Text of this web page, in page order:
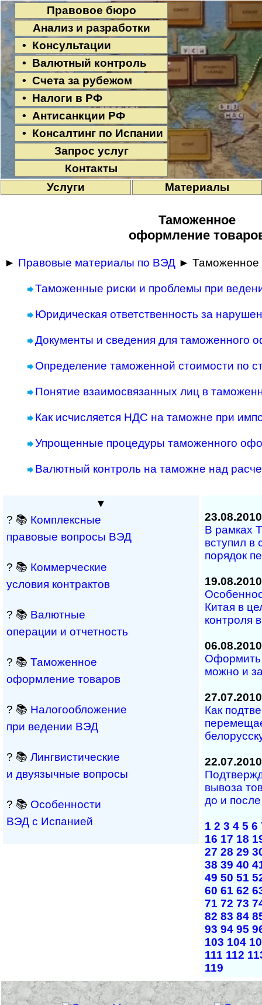
Правовое бюро
Анализ и разработки
• Консультации
• Валютный контроль
• Счета за рубежом
• Налоги в РФ
• Антисанкции РФ
• Консалтинг по Испании
Запрос услуг
Контакты
Услуги
Материалы
Таможенное
оформление
► Правовые материалы по ВЭД ► Таможенное
Таможенные риски и проблемы при
Юридическая ответственность за
Документы и сведения для таможенного
Определение таможенной стоимости по
Понятие взаимосвязанных лиц в
Как исчисляется НДС на таможне при
Упрощенные процедуры таможенного
Валютный контроль на таможне над
▼
? 📚 Комплексные
правовые вопросы ВЭД
? 📚 Коммерческие
условия контрактов
? 📚 Валютные
операции и отчетность
? 📚 Таможенное
оформление товаров
? 📚 Налогообложение
при ведении ВЭД
? 📚 Лингвистические
и двуязычные вопросы
? 📚 Особенности
ВЭД с Испанией
23.08.2010
В рамках
вступил в
порядок
19.08.2010
Китая в
контроля
06.08.2010
Оформить
можно и
27.07.2010
Как
22.07.2010
вывоза
до и
1 2 3 4 5 6
16 17 18
27 28 29
38 39 40
49 50 51
60 61 62
71 72 73
82 83 84
93 94 95
103 104
111 112
119